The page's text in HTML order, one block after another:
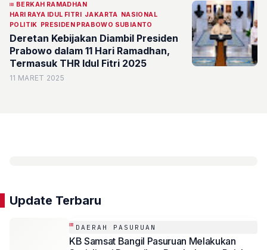
BERKAH RAMADHAN
HARI RAYA IDUL FITRI
JAKARTA
NASIONAL
POLITIK
PRESIDEN PRABOWO SUBIANTO
Deretan Kebijakan Diambil Presiden
Prabowo dalam 11 Hari Ramadhan,
Termasuk THR Idul Fitri 2025
11 MARET 2025
Update Terbaru
DAERAH PASURUAN
KB Samsat Bangil Pasuruan Melakukan